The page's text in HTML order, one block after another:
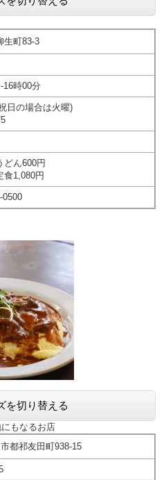
生町83-3
16時00分
日の場合は火曜)
どん600円
食1,080円
0500
を切り替える
もなるお店
都祁友田町938-15